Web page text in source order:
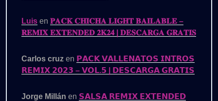
Luis en 𝐏𝐀𝐂𝐊 𝐂𝐇𝐈𝐂𝐇𝐀 𝐋𝐈𝐆𝐇𝐓 𝐁𝐀𝐈𝐋𝐀𝐁𝐋𝐄 –
𝐑𝐄𝐌𝐈𝐗 𝐄𝐗𝐓𝐄𝐍𝐃𝐄𝐃 𝟐𝐊𝟐𝟒 | 𝐃𝐄𝐒𝐂𝐀𝐑𝐆𝐀 𝐆𝐑𝐀𝐓𝐈𝐒
Carlos cruz en 𝗣𝗔𝗖𝗞 𝗩𝗔𝗟𝗟𝗘𝗡𝗔𝗧𝗢𝗦 𝗜𝗡𝗧𝗥𝗢𝗦
𝗥𝗘𝗠𝗜𝗫 𝟮𝟬𝟮𝟯 – 𝗩𝗢𝗟.𝟱 | 𝗗𝗘𝗦𝗖𝗔𝗥𝗚𝗔 𝗚𝗥𝗔𝗧𝗜𝗦
Jorge Millán en 𝗦𝗔𝗟𝗦𝗔 𝗥𝗘𝗠𝗜𝗫 𝗘𝗫𝗧𝗘𝗡𝗗𝗘𝗗